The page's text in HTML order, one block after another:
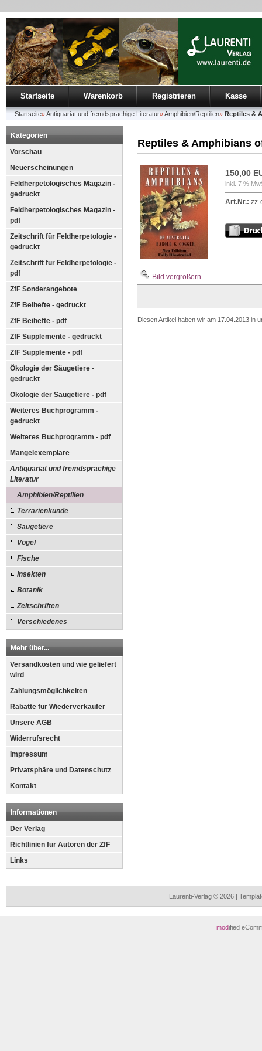
Startseite Warenkorb Registrieren Kasse
Startseite»Antiquariat und fremdsprachige Literatur»Amphibien/Reptilien» Reptiles &
Kategorien
Vorschau
Neuerscheinungen
Feldherpetologisches Magazin -
gedruckt
Feldherpetologisches Magazin -
pdf
Zeitschrift für Feldherpetologie -
gedruckt
Zeitschrift für Feldherpetologie -
pdf
ZfF Sonderangebote
ZfF Beihefte - gedruckt
ZfF Beihefte - pdf
ZfF Supplemente - gedruckt
ZfF Supplemente - pdf
Ökologie der Säugetiere -
gedruckt
Ökologie der Säugetiere - pdf
Weiteres Buchprogramm -
gedruckt
Weiteres Buchprogramm - pdf
Mängelexemplare
Antiquariat und fremdsprachige
Literatur
Amphibien/Reptilien
Terrarienkunde
Säugetiere
Vögel
Fische
Insekten
Botanik
Zeitschriften
Verschiedenes
Mehr über...
Versandkosten und wie geliefert
wird
Zahlungsmöglichkeiten
Rabatte für Wiederverkäufer
Unsere AGB
Widerrufsrecht
Impressum
Privatsphäre und Datenschutz
Kontakt
Informationen
Der Verlag
Richtlinien für Autoren der ZfF
Links
Reptiles & Amphibians
Bild vergrößern
150,00
inkl. 7 %
Art.Nr.: zz-
Diesen Artikel haben wir am 17.04.2013 in
Laurenti-Verlag © 2026 |
modified